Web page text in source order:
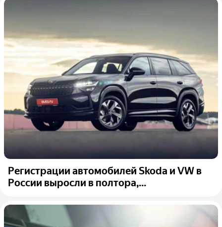
Регистрации автомобилей Skoda и VW в
России выросли в полтора,...